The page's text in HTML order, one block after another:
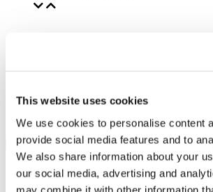
This website uses cookies
We use cookies to personalise content
provide social media features and to
We also share information about your
our social media, advertising and
may combine it with other information